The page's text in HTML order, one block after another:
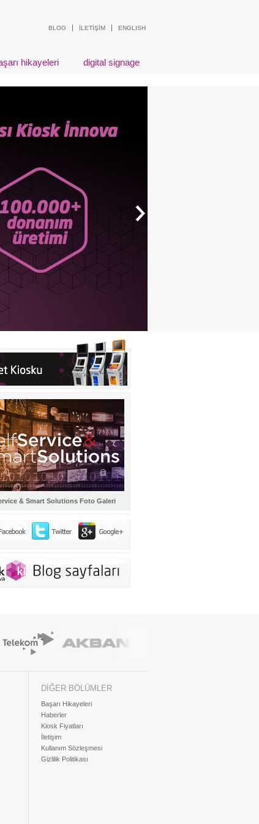
BLOG İLETİŞİM ENGLISH
hikayeleri digital signage
& Smart Solutions Foto Galeri
DİĞER BÖLÜMLER
Başarı Hikayeleri
Haberler
Kiosk Fiyatları
İletişim
Kullanım Sözleşmesi
Gizlilik Politikası